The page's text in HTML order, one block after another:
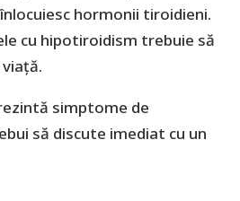
hormonii tiroidieni.
cu hipotiroidism trebuie să
simptome de
să discute imediat cu un